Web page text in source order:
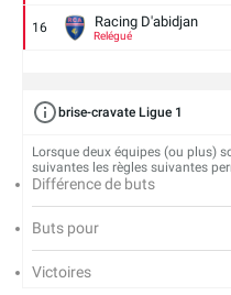
16 Racing D'abidjan
Relégué
brise-cravate Ligue 1
Lorsque deux équipes (ou plus)
suivantes les règles suivantes
Différence de buts
Buts pour
Victoires